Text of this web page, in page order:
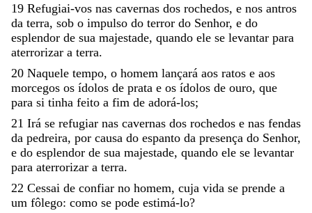
19 Refugiai-vos nas cavernas dos rochedos, e nos antros
da terra, sob o impulso do terror do Senhor, e do
esplendor de sua majestade, quando ele se levantar para
aterrorizar a terra.
20 Naquele tempo, o homem lançará aos ratos e aos
morcegos os ídolos de prata e os ídolos de ouro, que
para si tinha feito a fim de adorá-los;
21 Irá se refugiar nas cavernas dos rochedos e nas fendas
da pedreira, por causa do espanto da presença do Senhor,
e do esplendor de sua majestade, quando ele se levantar
para aterrorizar a terra.
22 Cessai de confiar no homem, cuja vida se prende a
um fôlego: como se pode estimá-lo?